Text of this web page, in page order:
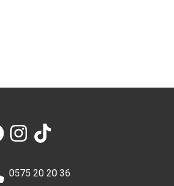
0575 20 20 36